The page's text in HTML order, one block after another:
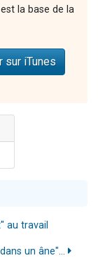
la base de la
sur iTunes
au travail
un âne"...